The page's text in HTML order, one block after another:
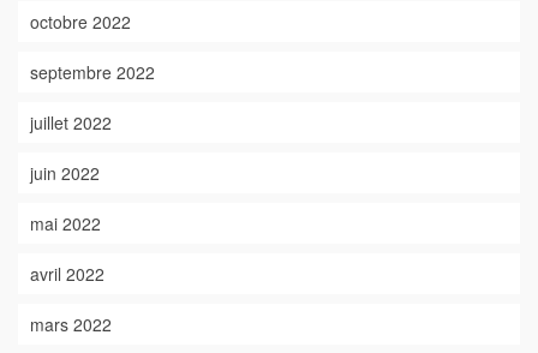
octobre 2022
septembre 2022
juillet 2022
juin 2022
mai 2022
avril 2022
mars 2022